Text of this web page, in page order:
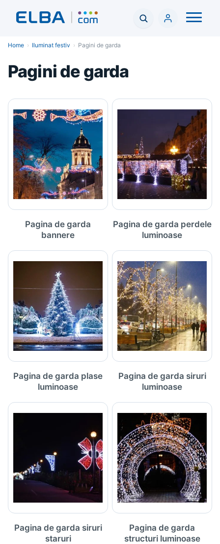
Home › Iluminat festiv › Pagini de garda
Pagini de garda
Pagina de garda
bannere
Pagina de garda perdele
luminoase
Pagina de garda plase
luminoase
Pagina de garda siruri
luminoase
Pagina de garda siruri
staruri
Pagina de garda
structuri luminoase